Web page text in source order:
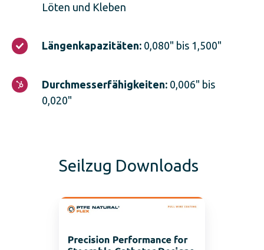
Löten und Kleben
Anschlusspunkten
Löten
und
Längenkapazitäten: 0,080" bis 1,500"
Längenkapazitäten:
0,080"
1,500"
Durchmesserfähigkeiten: 0,006" bis
0,020"
Durchmesserfähigkeiten:
0,006"
Seilzug Downloads